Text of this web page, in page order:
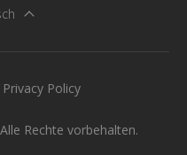
Rechte vorbehalten.
Privacy Policy